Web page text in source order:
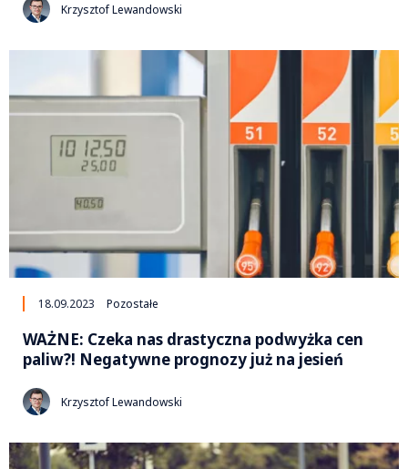
Krzysztof Lewandowski
18.09.2023 Pozostałe
WAŻNE: Czeka nas drastyczna podwyżka cen
paliw?! Negatywne prognozy już na jesień
Krzysztof Lewandowski